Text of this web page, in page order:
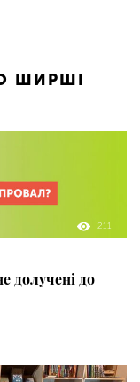
ШИРШІ
211
долучені до